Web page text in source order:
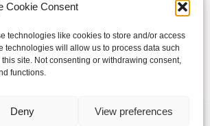
Cookie Consent
technologies like cookies to store and/or access
technologies will allow us to process data such
site. Not consenting or withdrawing consent,
functions.
Deny View preferences
Powered byFluida&WordPress.